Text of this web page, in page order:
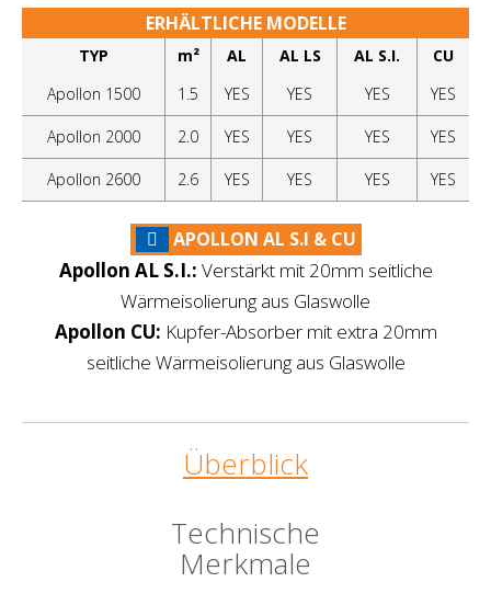
ERHÄLTLICHE MODELLE
TYP m² AL AL LS AL S.I.
CU
Αpollon 1500
1.5 YES YES YES YES
Apollon 2000 2.0 YES YES YES YES
Apollon 2600 2.6 YES YES YES YES
APOLLON AL S.I & CU
Apollon AL S.I.: Verstärkt mit 20mm seitliche
Wärmeisolierung aus Glaswolle
Apollon CU: Kupfer-Absorber mit extra 20mm
seitliche Wärmeisolierung aus Glaswolle
Überblick
Technische
Merkmale